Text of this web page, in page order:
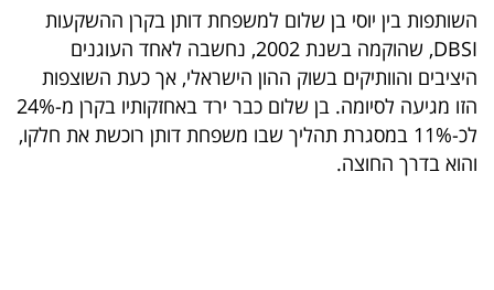
ספורט
קריירה
ולימודים
מינויים
השותפות בין יוסי בן שלום למשפחת דותן בקרן ההשקעות
DBSI, שהוקמה בשנת 2002, נחשבה לאחד העוגנים
היציבים והוותיקים בשוק ההון הישראלי, אך כעת השוצפות
הזו מגיעה לסיומה. בן שלום כבר ירד באחזקותיו בקרן מ-24%
לכ-11% במסגרת תהליך שבו משפחת דותן רוכשת את חלקו,
והוא בדרך החוצה.